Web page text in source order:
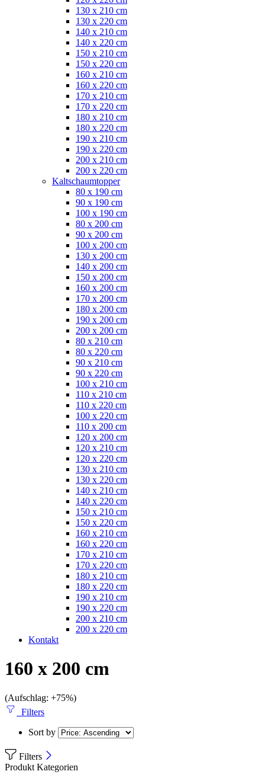
130 x 210 cm
130 x 220 cm
140 x 210 cm
140 x 220 cm
150 x 210 cm
150 x 220 cm
160 x 210 cm
160 x 220 cm
170 x 210 cm
170 x 220 cm
180 x 210 cm
180 x 220 cm
190 x 210 cm
190 x 220 cm
200 x 210 cm
200 x 220 cm
Kaltschaumtopper
80 x 190 cm
90 x 190 cm
100 x 190 cm
80 x 200 cm
90 x 200 cm
100 x 200 cm
130 x 200 cm
140 x 200 cm
150 x 200 cm
160 x 200 cm
170 x 200 cm
180 x 200 cm
190 x 200 cm
200 x 200 cm
80 x 210 cm
80 x 220 cm
90 x 210 cm
90 x 220 cm
100 x 210 cm
110 x 210 cm
110 x 220 cm
100 x 220 cm
110 x 200 cm
120 x 200 cm
120 x 210 cm
120 x 220 cm
130 x 210 cm
130 x 220 cm
140 x 210 cm
140 x 220 cm
150 x 210 cm
150 x 220 cm
160 x 210 cm
160 x 220 cm
170 x 210 cm
170 x 220 cm
180 x 210 cm
180 x 220 cm
190 x 210 cm
190 x 220 cm
200 x 210 cm
200 x 220 cm
Kontakt
160 x 200 cm
(Aufschlag: +75%)
Filters
Sort by
Filters
Produkt Kategorien